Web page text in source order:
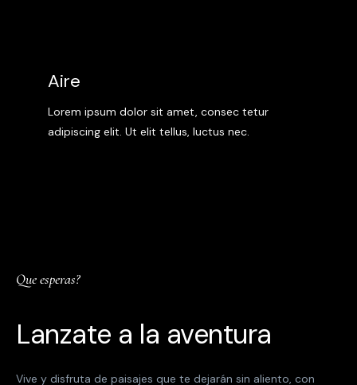
Aire
Lorem ipsum dolor sit amet, consec tetur
adipiscing elit. Ut elit tellus, luctus nec.
Que esperas?
Lanzate a la aventura
Vive y disfruta de paisajes que te dejarán sin aliento, con